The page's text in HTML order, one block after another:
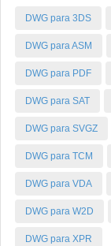
DWG para 3DS
DWG para ASM
DWG para PDF
DWG para SAT
DWG para SVGZ
DWG para TCM
DWG para VDA
DWG para W2D
DWG para XPR